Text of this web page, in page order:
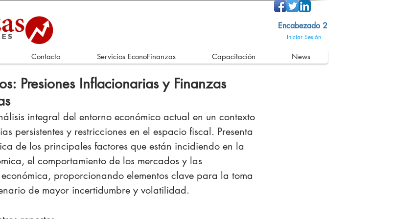
Encabezado 2
Iniciar Sesión
Contacto Servicios EconoFinanzas Capacitación News
Presiones Inflacionarias y Finanzas
integral del entorno económico actual en un contexto
persistentes y restricciones en el espacio fiscal. Presenta
de los principales factores que están incidiendo en la
el comportamiento de los mercados y las
proporcionando elementos clave para la toma
de mayor incertidumbre y volatilidad.